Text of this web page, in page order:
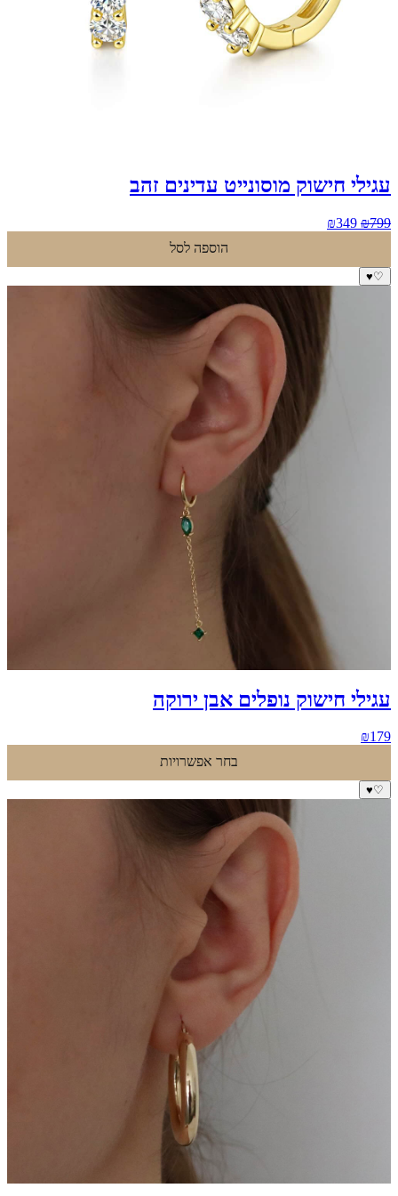
עגילי חישוק מוסונייט עדינים זהב
₪799
המחיר
₪799.
₪349
₪349.
הוספה לסל
♡
♥
עגילי חישוק נופלים אבן ירוקה
₪179
בחר אפשרויות
♡
♥